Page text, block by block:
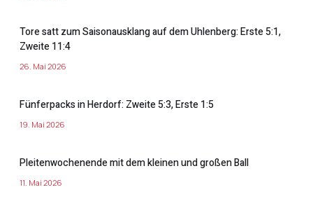
Tore satt zum Saisonausklang auf dem Uhlenberg: Erste 5:1,
Zweite 11:4
26. Mai 2026
Fünferpacks in Herdorf: Zweite 5:3, Erste 1:5
19. Mai 2026
Pleitenwochenende mit dem kleinen und großen Ball
11. Mai 2026